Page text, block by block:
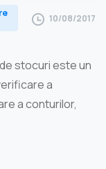
10/08/2017
stocuri este un
a
a conturilor,